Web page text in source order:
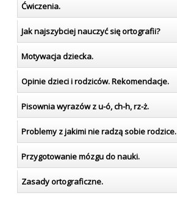
Ćwiczenia.
Jak najszybciej nauczyć się ortografii?
Motywacja dziecka.
Opinie dzieci i rodziców. Rekomendacje.
Pisownia wyrazów z u-ó, ch-h, rz-ż.
Problemy z jakimi nie radzą sobie rodzice.
Przygotowanie mózgu do nauki.
Zasady ortograficzne.